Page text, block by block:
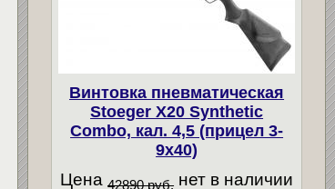
Винтовка пневматическая
Stoeger X20 Synthetic
Combo, кал. 4,5 (прицел 3-
9х40)
Цена 42890 руб. нет в наличии